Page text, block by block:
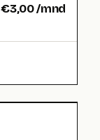
€3,00/mnd